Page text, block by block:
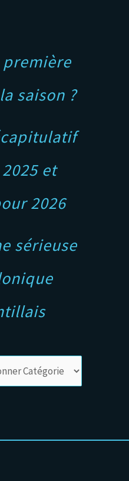
première
saison ?
et
2026
sérieuse